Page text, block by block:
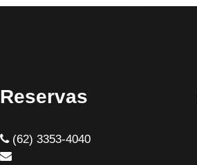
Reservas
(62) 3353-4040